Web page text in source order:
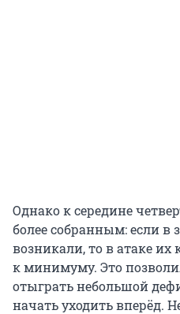
Однако к середине
более собранным: если
возникали, то в атаке их
к минимуму. Это
отыграть небольшой
начать уходить вперёд.